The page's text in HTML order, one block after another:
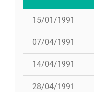
15/01/1991
07/04/1991
14/04/1991
28/04/1991